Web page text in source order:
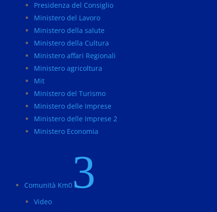
Presidenza del Consiglio
Ministero del Lavoro
Ministero della salute
Ministero della Cultura
Ministero affari Regionali
Ministero agricoltura
Mit
Ministero del Turismo
Ministero delle Imprese
Ministero delle Imprese 2
Ministero Economia
Comunità Km0 3
Video